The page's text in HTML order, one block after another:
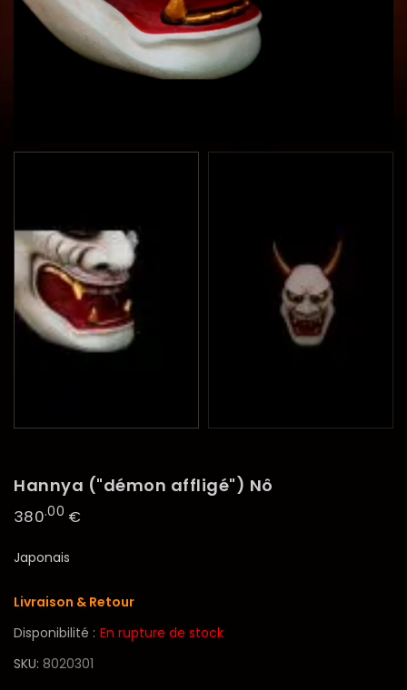
Hannya ("démon affligé") Nô
380.00 €
Japonais
Livraison & Retour
Disponibilité : En rupture de stock
SKU 8020301